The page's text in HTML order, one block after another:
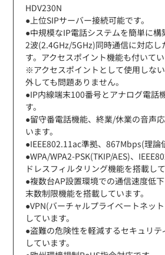
HDV230N
●上位SIPサーバー接続可能です。
●中規模なIP電話システムを簡単に構
2波(2.4GHz/5GHz)同時通信に対応し
す。アクセスポイント機能も付いてい
※アクセスポイントとして使用しな
外しても問題ありません。
●IP内線端末100番号とアナログ電話
す。
●留守番電話機能、終業/休業の音声
います。
●IEEE802.11ac準拠、867Mbps(理論
●WPA/WPA2-PSK(TKIP/AES)、
ドレスフィルタリング機能を搭載して
●複数台AP設置環境での通信速度低
末数制限機能を搭載しています。
●VPN(バーチャルプライベートネッ
しています。
●盗難の危険性を軽減するセキュリ
しています。